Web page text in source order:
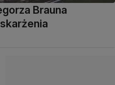
Brauna